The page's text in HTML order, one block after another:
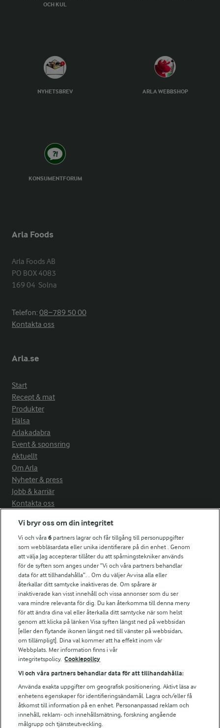
OCH KUL
NYHETSBREV ARLA WEBBSHOP
KONSUMENTFORUM
Arla Foods
Arla Foods AB
PO BOX 4083
169 04  Solna
Telefon:08−789 50 00
Kontakta oss
Arla.se
Start
Recept & mat
Produkter
Hälsa
Arlakadabra
Event & sponsring
Aktuellt
Om Arla
Nyheter & press
Jobb & karriär
Kontakta oss
Arla in other countries
Fler Arlasajter
För ägare
Arlas kundportal
Arla.com
Falbygdens Ost
Arla webbshop
Bildbank
Följ oss
Vi bryr oss om din integritet
Vi och våra6 partners lagrar och får tillgång till personuppgifter
som webbläsardata eller unika identifierare på din enhet . Genom
att välja Jag accepterar tillåter du att spårningstekniker används
för de syften som anges under ”Vi och våra partners behandlar
data för att tillhandahålla”. . Om du väljer Avvisa alla eller
återkallar ditt samtycke inaktiveras de. Om spårare är
inaktiverade kan visst innehåll och vissa annonser som du ser
vara mindre relevanta för dig. Du kan återkomma till denna meny
för att ändra dina val eller återkalla ditt samtycke när som helst
genom att klicka på länken Visa syften längst ned på webbsidan
[eller den flytande ikonen längst ned till vänster på webbsidan,
om tillämpligt]. Dina val kommer att ha effekt inom vår
Webbplats. Mer information finns i vår
integritetspolicy. Cookiepolicy
Vi och våra partners behandlar data för att tillhandahålla:
Använda exakta uppgifter om geografisk positionering. Aktivt läsa av
enhetens egenskaper för identifieringsändamål. Lagra och/eller få
åtkomst till information på en enhet. Personanpassad reklam och
innehåll, reklam- och innehållsmätning, forskning angående
målgrupp och tjänsteutveckling.